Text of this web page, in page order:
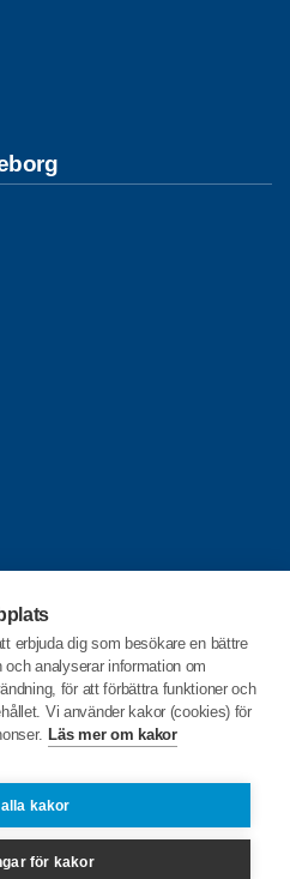
erbjuda dig som besökare en bättre
analyserar information om
för att förbättra funktioner och
Vi använder kakor (cookies) för
Läs mer om kakor
kakor
för kakor